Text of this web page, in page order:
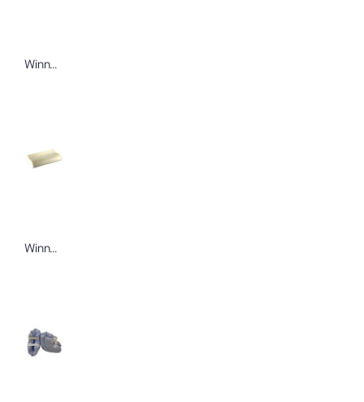
Winncare Bettschutzeinlage Ibex mit Einstecktuch 85 x 90 cm
Winncare Nackenkissen Pharma Form mit Bezug